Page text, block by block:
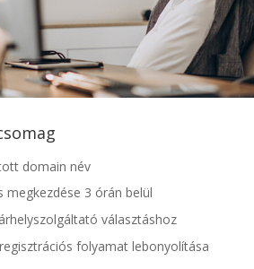
domain név
megkezdése 3 órán belül
választáshoz
folyamat lebonyolítása